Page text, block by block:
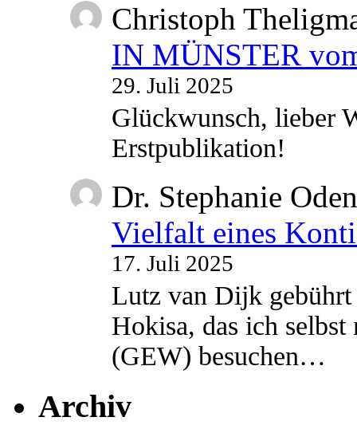
Christoph
IN MÜNSTER
29. Juli 2025
Glückwunsch, lieber
Erstpublikation!
Dr. Stephanie
Vielfalt eines
17. Juli 2025
Lutz van Dijk
Hokisa, das ich
(GEW) besuchen…
Archiv